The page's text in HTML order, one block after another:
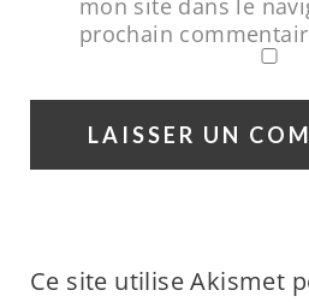
mon site dans le
prochain
Ce site utilise Akismet